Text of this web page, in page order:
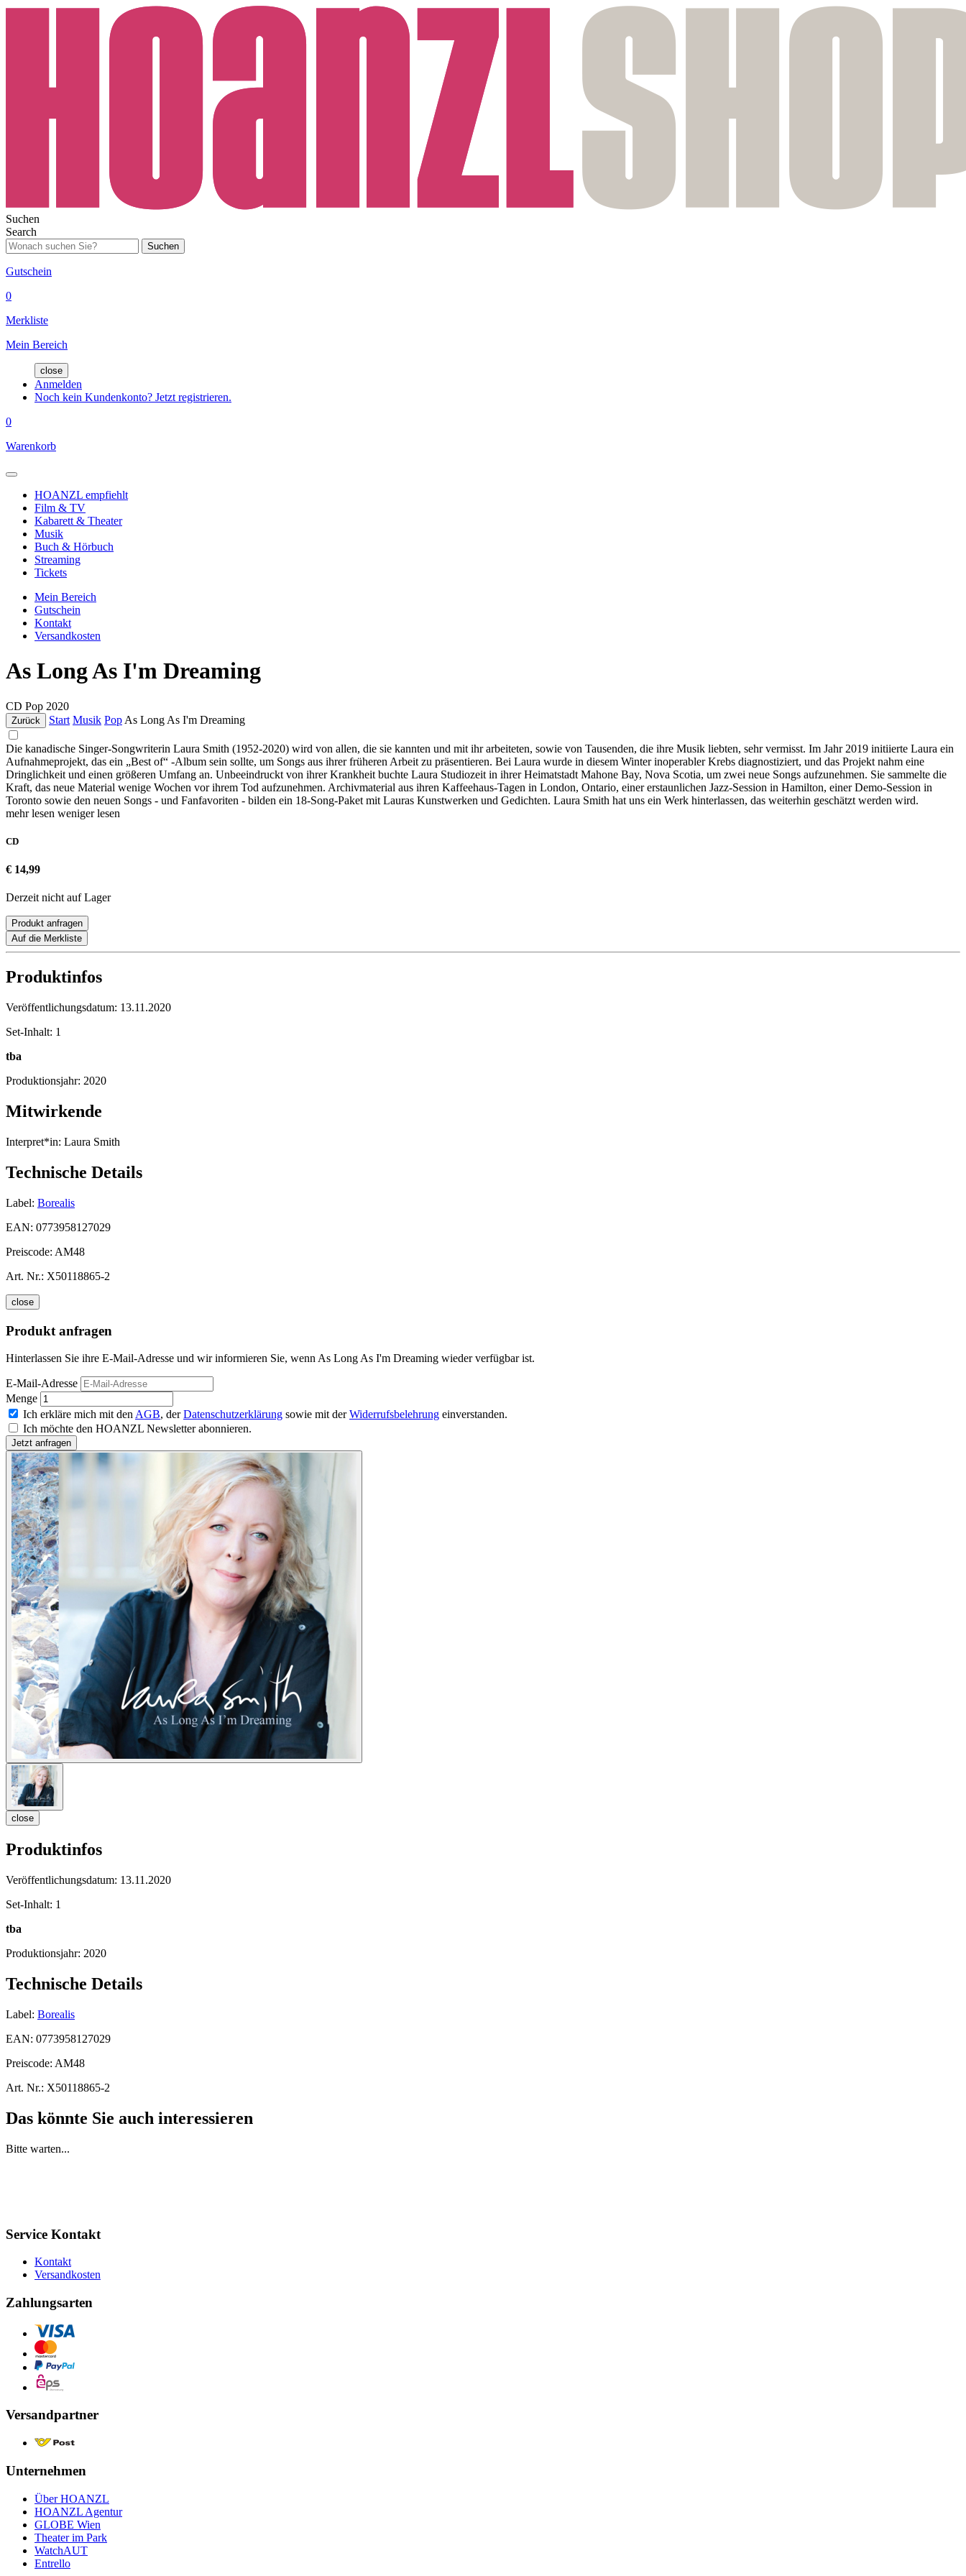
Suchen
Search
Suchen
Gutschein
0
Merkliste
Mein Bereich
close
Anmelden
Noch kein Kundenkonto? Jetzt registrieren.
0
Warenkorb
HOANZL empfiehlt
Film & TV
Kabarett & Theater
Musik
Buch & Hörbuch
Streaming
Tickets
Mein Bereich
Gutschein
Kontakt
Versandkosten
As Long As I'm Dreaming
CD Pop 2020
Zurück Start Musik Pop As Long As I'm Dreaming
Die kanadische Singer-Songwriterin Laura Smith (1952-2020) wird von allen, die sie kannten und mit ihr arbeiteten, sowie von Tausenden, die ihre Musik liebten, sehr vermisst. Im Jahr 2019 initiierte Laura ein
Aufnahmeprojekt, das ein „Best of“ -Album sein sollte, um Songs aus ihrer früheren Arbeit zu präsentieren. Bei Laura wurde in diesem Winter inoperabler Krebs diagnostiziert, und das Projekt nahm eine
Dringlichkeit und einen größeren Umfang an. Unbeeindruckt von ihrer Krankheit buchte Laura Studiozeit in ihrer Heimatstadt Mahone Bay, Nova Scotia, um zwei neue Songs aufzunehmen. Sie sammelte die
Kraft, das neue Material wenige Wochen vor ihrem Tod aufzunehmen. Archivmaterial aus ihren Kaffeehaus-Tagen in London, Ontario, einer erstaunlichen Jazz-Session in Hamilton, einer Demo-Session in
Toronto sowie den neuen Songs - und Fanfavoriten - bilden ein 18-Song-Paket mit Lauras Kunstwerken und Gedichten. Laura Smith hat uns ein Werk hinterlassen, das weiterhin geschätzt werden wird.
mehr lesen weniger lesen
CD
€ 14,99
Derzeit nicht auf Lager
Produkt anfragen
Auf die Merkliste
Produktinfos
Veröffentlichungsdatum: 13.11.2020
Set-Inhalt: 1
tba
Produktionsjahr: 2020
Mitwirkende
Interpret*in: Laura Smith
Technische Details
Label: Borealis
EAN: 0773958127029
Preiscode: AM48
Art. Nr.: X50118865-2
close
Produkt anfragen
Hinterlassen Sie ihre E-Mail-Adresse und wir informieren Sie, wenn As Long As I'm Dreaming wieder verfügbar ist.
E-Mail-Adresse
Menge
Ich erkläre mich mit den AGB, derDatenschutzerklärung sowie mit derWiderrufsbelehrung einverstanden.
Ich möchte den HOANZL Newsletter abonnieren.
close
Produktinfos
Veröffentlichungsdatum: 13.11.2020
Set-Inhalt: 1
tba
Produktionsjahr: 2020
Technische Details
Label: Borealis
EAN: 0773958127029
Preiscode: AM48
Art. Nr.: X50118865-2
Das könnte Sie auch interessieren
Bitte warten...
Service Kontakt
Kontakt
Versandkosten
Zahlungsarten
Versandpartner
Unternehmen
Über HOANZL
HOANZL Agentur
GLOBE Wien
Theater im Park
WatchAUT
Entrello